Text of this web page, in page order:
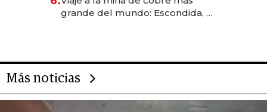
grande del mundo: Escondida, el
Más noticias